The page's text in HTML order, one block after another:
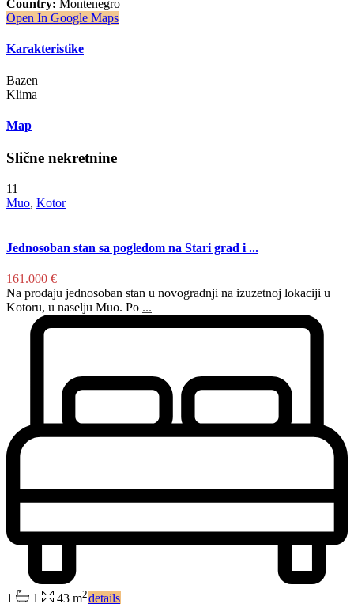
Country: Montenegro
Open In Google Maps
Karakteristike
Bazen
Klima
Map
Slične nekretnine
11
Muo, Kotor
Jednosoban stan sa pogledom na Stari grad i ...
161.000 €
Na prodaju jednosoban stan u novogradnji na izuzetnoj lokaciji u
Kotoru, u naselju Muo. Po ...
1 1 43 m2details